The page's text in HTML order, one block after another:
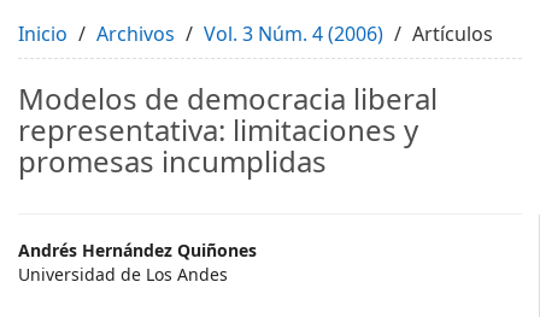
Content
Sidebar
Inicio Archivos Vol. 3 Núm. 4 (2006) Artículos
Modelos de democracia liberal
representativa: limitaciones y
promesas incumplidas
Main
Article
Andrés Hernández Quiñones
Universidad de Los Andes